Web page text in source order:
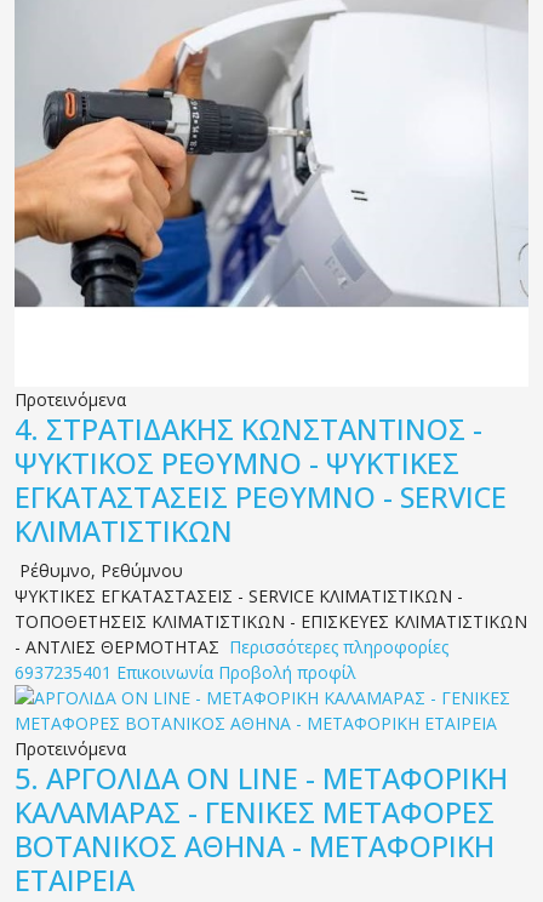
Προτεινόμενα
4. ΣΤΡΑΤΙΔΑΚΗΣ ΚΩΝΣΤΑΝΤΙΝΟΣ -
ΨΥΚΤΙΚΟΣ ΡΕΘΥΜΝΟ - ΨΥΚΤΙΚΕΣ
ΕΓΚΑΤΑΣΤΑΣΕΙΣ ΡΕΘΥΜΝΟ - SERVICE
ΚΛΙΜΑΤΙΣΤΙΚΩΝ
Ρέθυμνο, Ρεθύμνου
ΨΥΚΤΙΚΕΣ ΕΓΚΑΤΑΣΤΑΣΕΙΣ - SERVICE ΚΛΙΜΑΤΙΣΤΙΚΩΝ -
ΤΟΠΟΘΕΤΗΣΕΙΣ ΚΛΙΜΑΤΙΣΤΙΚΩΝ - ΕΠΙΣΚΕΥΕΣ ΚΛΙΜΑΤΙΣΤΙΚΩΝ
- ΑΝΤΛΙΕΣ ΘΕΡΜΟΤΗΤΑΣ Περισσότερες πληροφορίες
6937235401 Επικοινωνία Προβολή προφίλ
Προτεινόμενα
5. ΑΡΓΟΛΙΔΑ ON LINE - ΜΕΤΑΦΟΡΙΚΗ
ΚΑΛΑΜΑΡΑΣ - ΓΕΝΙΚΕΣ ΜΕΤΑΦΟΡΕΣ
ΒΟΤΑΝΙΚΟΣ ΑΘΗΝΑ - ΜΕΤΑΦΟΡΙΚΗ
ΕΤΑΙΡΕΙΑ